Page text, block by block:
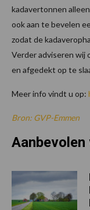
kadavertonnen
ook aan te bevelen
zodat de
Verder adviseren wij
en afgedekt op te
Meer info vindt u op:
Bron: GVP-Emmen
Aanbevolen